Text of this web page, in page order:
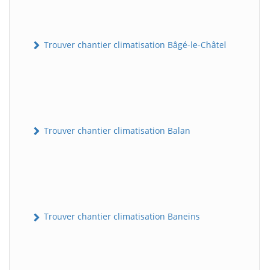
Trouver chantier climatisation Bâgé-le-Châtel
Trouver chantier climatisation Balan
Trouver chantier climatisation Baneins